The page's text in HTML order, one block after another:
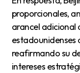
proporcionales,
arancel adicional
estadounidenses
reafirmando su
intereses